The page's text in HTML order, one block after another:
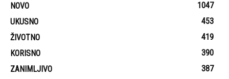
NOVO
1047
UKUSNO
453
ŽIVOTNO
419
KORISNO
390
ZANIMLJIVO
387